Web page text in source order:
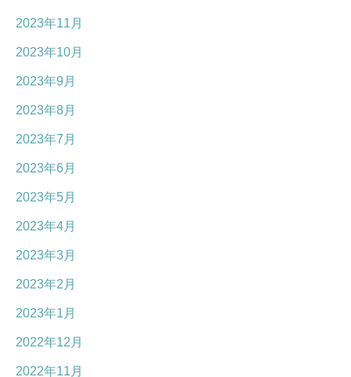
2023年11月
2023年10月
2023年9月
2023年8月
2023年7月
2023年6月
2023年5月
2023年4月
2023年3月
2023年2月
2023年1月
2022年12月
2022年11月